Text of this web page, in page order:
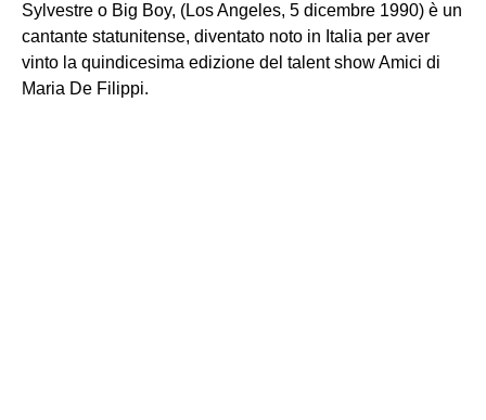
Sylvestre o Big Boy, (Los Angeles, 5 dicembre 1990) è un
cantante statunitense, diventato noto in Italia per aver
vinto la quindicesima edizione del talent show Amici di
Maria De Filippi.